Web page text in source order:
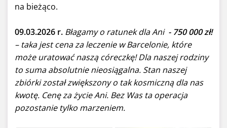
na bieżąco.
09.03.2026 r. Błagamy o ratunek dla Ani - 750 000 zł!
– taka jest cena za leczenie w Barcelonie, które
może uratować naszą córeczkę! Dla naszej rodziny
to suma absolutnie nieosiągalna. Stan naszej
zbiórki został zwiększony o tak kosmiczną dla nas
kwotę. Cenę za życie Ani. Bez Was ta operacja
pozostanie tylko marzeniem.